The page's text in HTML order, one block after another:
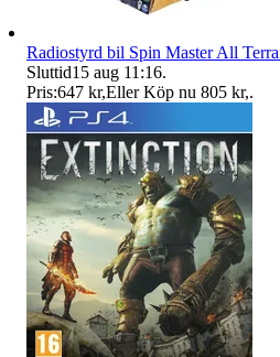
Radiostyrd bil Spin Master All
Sluttid15 aug 11:16.
Pris:647 kr,Eller Köp nu 805 kr,.